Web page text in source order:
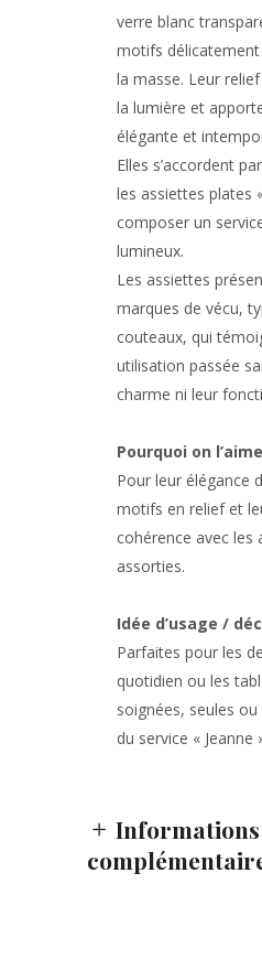
verre blanc
motifs
la masse. Leur
la lumière et
élégante et
Elles s’accordent
les assiettes plates
composer un
lumineux.
Les assiettes
marques de vécu,
couteaux, qui
utilisation passée
charme ni leur
Pourquoi on l’aime
Pour leur élégance
motifs en relief et
cohérence avec les
assorties.
Idée d’usage /
Parfaites pour les
quotidien ou les
soignées, seules
du service « Jeanne
Informations